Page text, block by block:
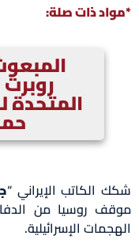
*مواد ذات صلة:
المتحدة
شكك الكاتب الإيراني “
موقف روسيا من
الهجمات الإسرائيلية.